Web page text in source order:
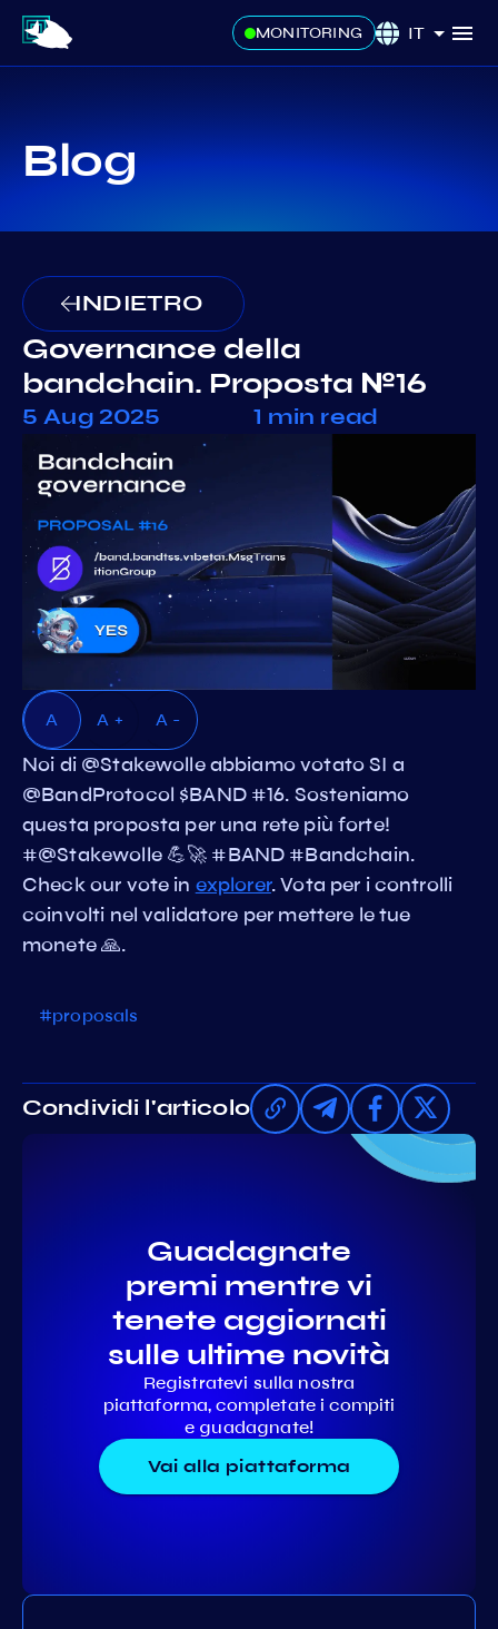
MONITORING IT
Blog
INDIETRO
Governance della
bandchain. Proposta №16
5 Aug 2025 1 min read
A A + A -
Noi di @Stakewolle abbiamo votato SI a
@BandProtocol $BAND #16. Sosteniamo
questa proposta per una rete più forte!
#@Stakewolle 💪🚀 #BAND #Bandchain.
Check our vote in explorer. Vota per i controlli
coinvolti nel validatore per mettere le tue
monete 🙏.
#proposals
Condividi l'articolo
Guadagnate
premi mentre vi
tenete aggiornati
sulle ultime novità
Registratevi sulla nostra
piattaforma, completate i compiti
e guadagnate!
Vai alla piattaforma